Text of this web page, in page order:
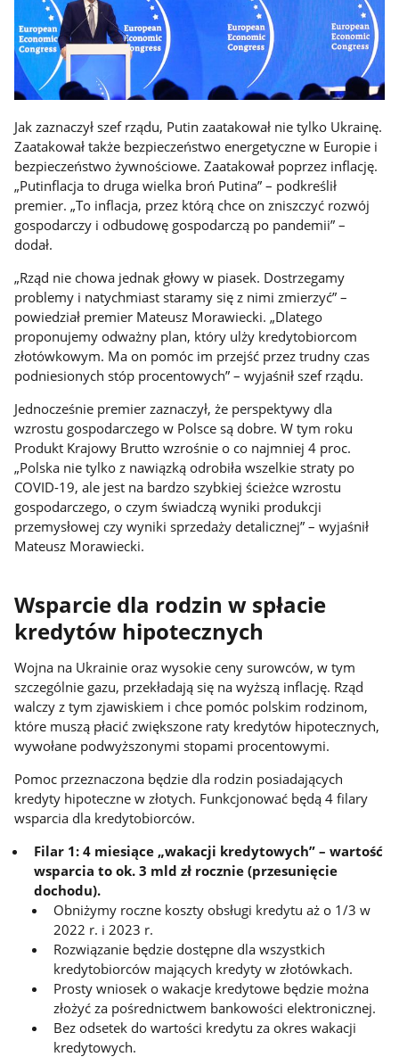
Jak zaznaczył szef rządu, Putin zaatakował nie tylko Ukrainę.
Zaatakował także bezpieczeństwo energetyczne w Europie i
bezpieczeństwo żywnościowe. Zaatakował poprzez inflację.
„Putinflacja to druga wielka broń Putina” – podkreślił
premier. „To inflacja, przez którą chce on zniszczyć rozwój
gospodarczy i odbudowę gospodarczą po pandemii” –
dodał.
„Rząd nie chowa jednak głowy w piasek. Dostrzegamy
problemy i natychmiast staramy się z nimi zmierzyć” –
powiedział premier Mateusz Morawiecki. „Dlatego
proponujemy odważny plan, który ulży kredytobiorcom
złotówkowym. Ma on pomóc im przejść przez trudny czas
podniesionych stóp procentowych” – wyjaśnił szef rządu.
Jednocześnie premier zaznaczył, że perspektywy dla
wzrostu gospodarczego w Polsce są dobre. W tym roku
Produkt Krajowy Brutto wzrośnie o co najmniej 4 proc.
„Polska nie tylko z nawiązką odrobiła wszelkie straty po
COVID-19, ale jest na bardzo szybkiej ścieżce wzrostu
gospodarczego, o czym świadczą wyniki produkcji
przemysłowej czy wyniki sprzedaży detalicznej” – wyjaśnił
Mateusz Morawiecki.
Wsparcie dla rodzin w spłacie
kredytów hipotecznych
Wojna na Ukrainie oraz wysokie ceny surowców, w tym
szczególnie gazu, przekładają się na wyższą inflację. Rząd
walczy z tym zjawiskiem i chce pomóc polskim rodzinom,
które muszą płacić zwiększone raty kredytów hipotecznych,
wywołane podwyższonymi stopami procentowymi.
Pomoc przeznaczona będzie dla rodzin posiadających
kredyty hipoteczne w złotych. Funkcjonować będą 4 filary
wsparcia dla kredytobiorców.
Filar 1: 4 miesiące „wakacji kredytowych” – wartość
wsparcia to ok. 3 mld zł rocznie (przesunięcie
dochodu).
Obniżymy roczne koszty obsługi kredytu aż o 1/3 w
2022 r. i 2023 r.
Rozwiązanie będzie dostępne dla wszystkich
kredytobiorców mających kredyty w złotówkach.
Prosty wniosek o wakacje kredytowe będzie można
złożyć za pośrednictwem bankowości elektronicznej.
Bez odsetek do wartości kredytu za okres wakacji
kredytowych.